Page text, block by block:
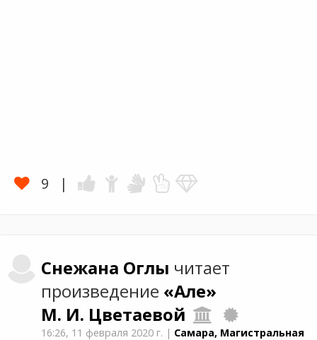
9
Снежана Оглы читает
произведение «Але»
М. И. Цветаевой
16:26, 11 февраля 2020 г. | Самара, Магистральная